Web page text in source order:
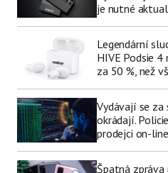
je nutné
Legendární
HIVE Podsie 4
za 50 %, než
Vydávají se za
okrádají.
prodejci on-
Špatná zpráva